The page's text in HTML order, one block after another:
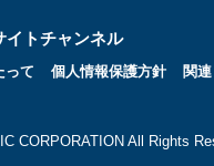
イトチャンネル
って 個人情報保護方針 関
CORPORATION All Rights